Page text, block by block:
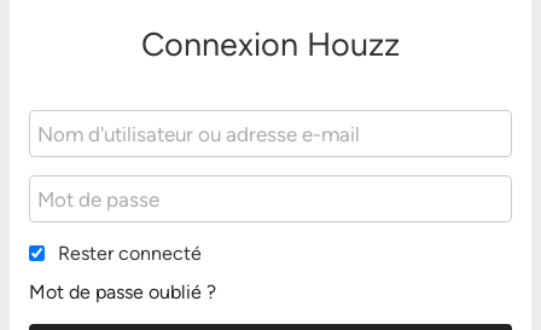
Connexion Houzz
Rester connecté
Mot de passe oublié ?